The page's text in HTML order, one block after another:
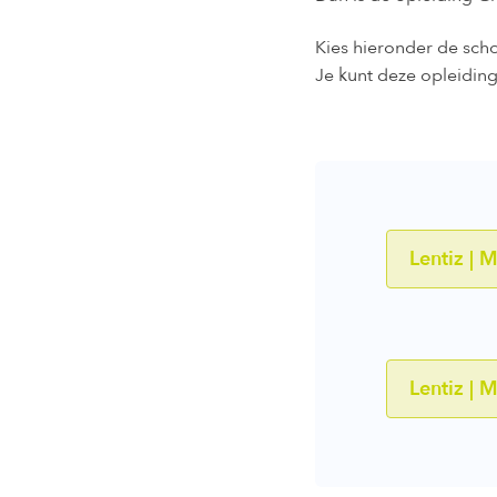
Kies hieronder de
Je kunt deze
Lentiz |
Lentiz |